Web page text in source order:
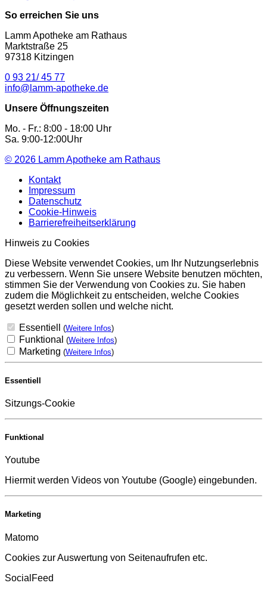
So erreichen Sie uns
Lamm Apotheke am Rathaus
Marktstraße 25
97318 Kitzingen
0 93 21/ 45 77
info@lamm-apotheke.de
Unsere Öffnungszeiten
Mo. - Fr.: 8:00 - 18:00 Uhr
Sa. 9:00-12:00Uhr
© 2026 Lamm Apotheke am Rathaus
Kontakt
Impressum
Datenschutz
Cookie-Hinweis
Barrierefreiheitserklärung
Hinweis zu Cookies
Diese Website verwendet Cookies, um Ihr Nutzungserlebnis
zu verbessern. Wenn Sie unsere Website benutzen möchten,
stimmen Sie der Verwendung von Cookies zu. Sie haben
zudem die Möglichkeit zu entscheiden, welche Cookies
gesetzt werden sollen und welche nicht.
Essentiell (Weitere Infos)
Funktional (Weitere Infos)
Marketing (Weitere Infos)
Essentiell
Sitzungs-Cookie
Funktional
Youtube
Hiermit werden Videos von Youtube (Google) eingebunden.
Marketing
Matomo
Cookies zur Auswertung von Seitenaufrufen etc.
SocialFeed